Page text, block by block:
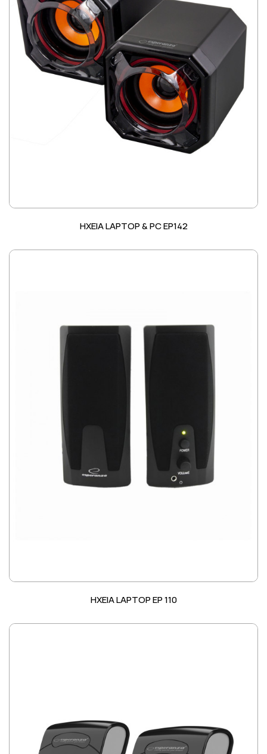
ΗΧΕΙΑ LAPTOP & PC EP142
ΗΧΕΙΑ LAPTOP EP 110